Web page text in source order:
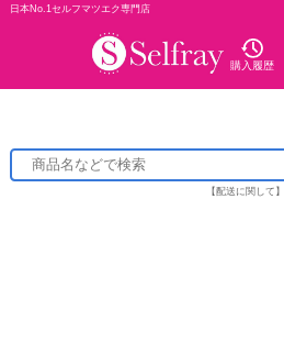
日本No.1セルフマツエク専門店
購入履歴
【配送に関して】